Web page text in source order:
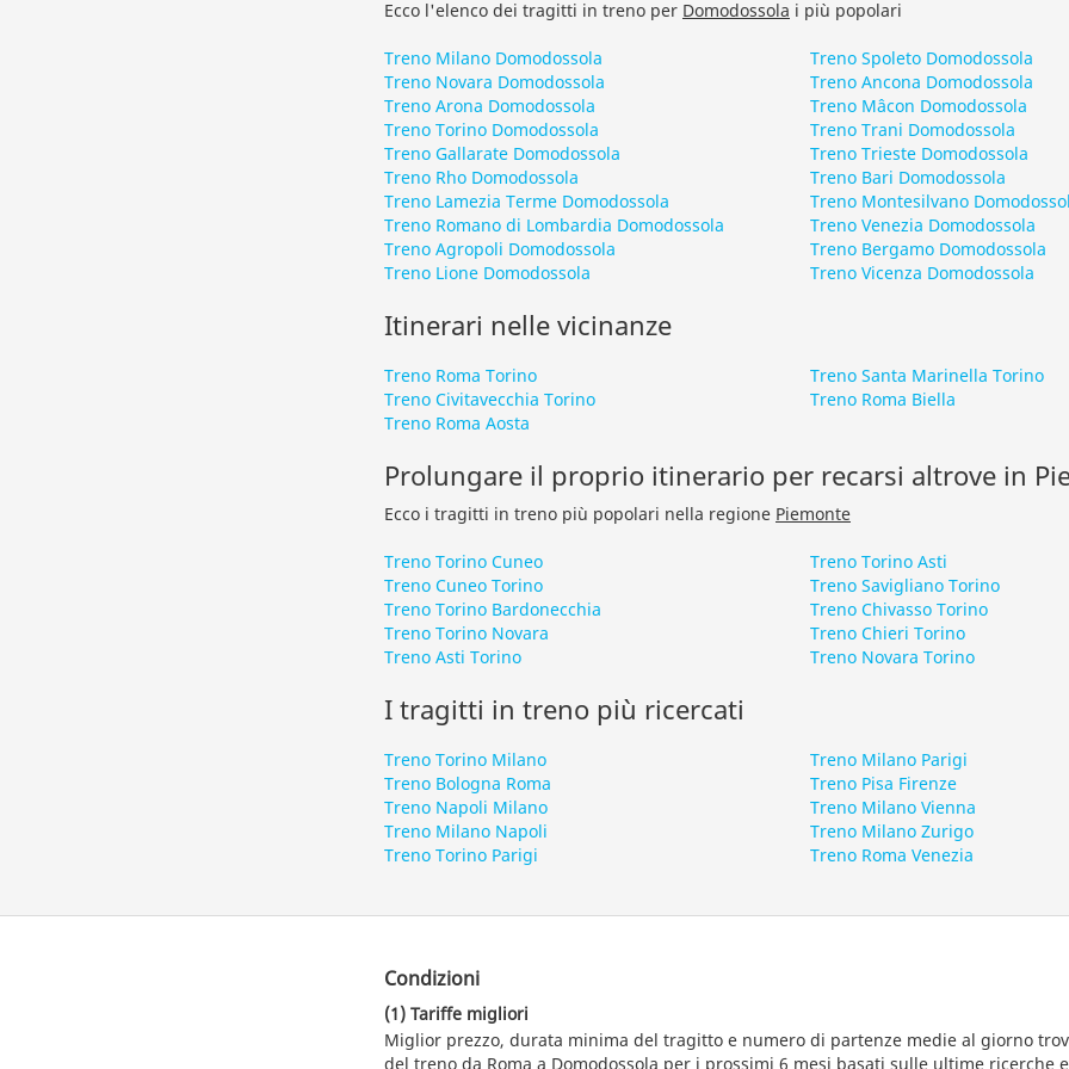
Ecco l'elenco dei tragitti in treno per Domodossola i più popolari
Treno Milano Domodossola
Treno Novara Domodossola
Treno Arona Domodossola
Treno Torino Domodossola
Treno Gallarate Domodossola
Treno Rho Domodossola
Treno Lamezia Terme Domodossola
Treno Romano di Lombardia Domodossola
Treno Agropoli Domodossola
Treno Lione Domodossola
Treno Spoleto Domodossola
Treno Ancona Domodossola
Treno Mâcon Domodossola
Treno Trani Domodossola
Treno Trieste Domodossola
Treno Bari Domodossola
Treno Montesilvano
Treno Venezia Domodossola
Treno Bergamo Domodossola
Treno Vicenza Domodossola
Itinerari nelle vicinanze
Treno Roma Torino
Treno Civitavecchia Torino
Treno Roma Aosta
Treno Santa Marinella Torino
Treno Roma Biella
Prolungare il proprio itinerario per recarsi altrove in
Ecco i tragitti in treno più popolari nella regione Piemonte
Treno Torino Cuneo
Treno Cuneo Torino
Treno Torino Bardonecchia
Treno Torino Novara
Treno Asti Torino
Treno Torino Asti
Treno Savigliano Torino
Treno Chivasso Torino
Treno Chieri Torino
Treno Novara Torino
I tragitti in treno più ricercati
Treno Torino Milano
Treno Bologna Roma
Treno Napoli Milano
Treno Milano Napoli
Treno Torino Parigi
Treno Milano Parigi
Treno Pisa Firenze
Treno Milano Vienna
Treno Milano Zurigo
Treno Roma Venezia
Condizioni
(1) Tariffe migliori
Miglior prezzo, durata minima del tragitto e numero di partenze medie al giorno
del treno da Roma a Domodossola per i prossimi 6 mesi basati sulle ultime ricerche